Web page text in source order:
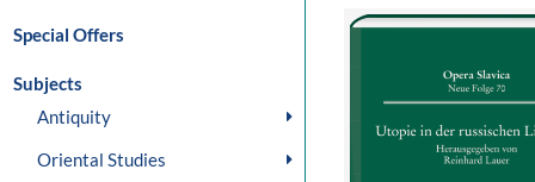
Special Offers
Subjects
Antiquity
Oriental Studies